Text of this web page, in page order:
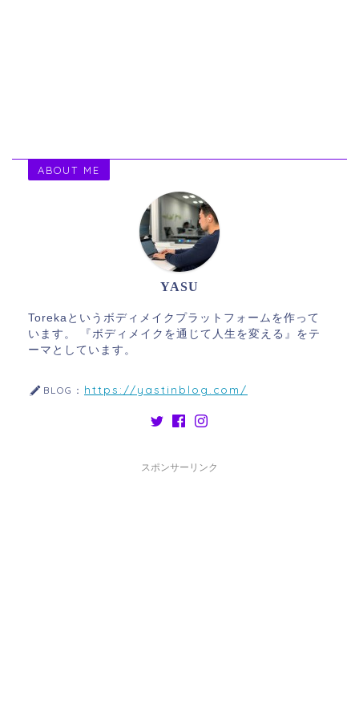
ABOUT ME
YASU
Torekaというボディメイクプラットフォームを作って
います。 『ボディメイクを通じて人生を変える』をテ
ーマとしています。
BLOG： https://yastinblog.com/
スポンサーリンク